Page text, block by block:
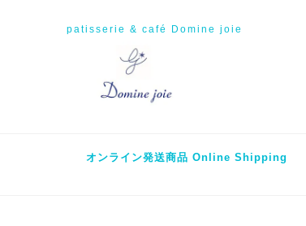
patisserie & café Domine joie
オンライン発送商品 Online Shipping